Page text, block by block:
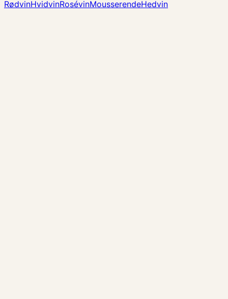
RødvinHvidvinRosévinMousserendeHedvin